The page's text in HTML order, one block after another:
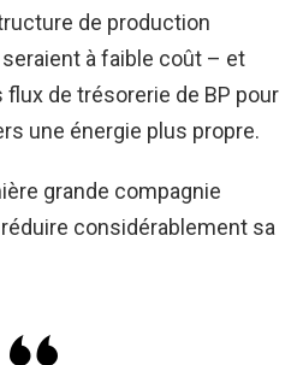
de production
à faible coût – et
de trésorerie de BP pour
une énergie plus propre.
grande compagnie
réduire considérablement sa